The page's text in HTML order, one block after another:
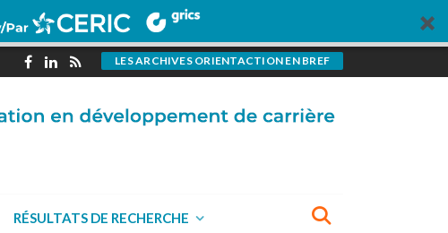
LES ARCHIVES ORIENTACTION EN BREF
RÉSULTATS DE RECHERCHE